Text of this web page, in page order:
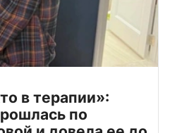
в терапии»:
по